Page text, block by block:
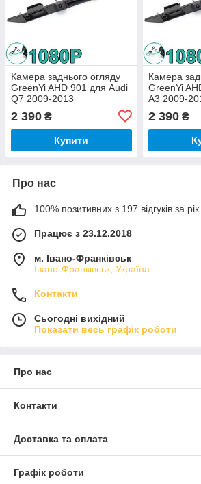
Камера заднього огляду
GreenYi AHD 901 для Audi
Q7 2009-2013
2 390 ₴
Купити
Камера
GreenYi
A3 2009-
2 390₴
Про нас
100% позитивних з 197 відгуків за рік
Працює з 23.12.2018
м. Івано-Франківськ
Івано-Франківськ, Україна
Контакти
Сьогодні вихідний
Показати весь графік роботи
Про нас
Контакти
Доставка та оплата
Графік роботи